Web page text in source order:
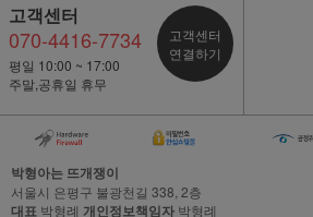
고객센터
070-4416-7734
평일 10:00 ~ 17:00
주말,공휴일 휴무
고객센터
연결하기
박형아는 뜨개쟁이
서울시 은평구 불광천길 338, 2층
대표 박형례 개인정보책임자 박형례